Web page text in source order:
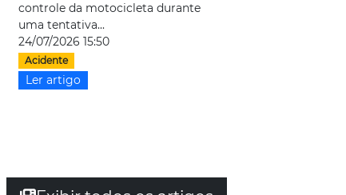
controle da motocicleta durante
uma tentativa...
24/07/2026 15:50
Acidente
Ler artigo